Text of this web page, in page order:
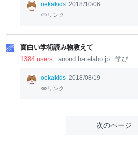
oekakids 2018/10/06
リンク
面白い学術読み物教えて
1384 users
anond.hatelabo.jp 学び
oekakids 2018/08/19
リンク
次のページ